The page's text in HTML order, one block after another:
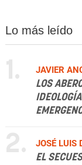
Lo más leído
1.
JAVIER
LOS
2.
JOSÉ LUIS
EL